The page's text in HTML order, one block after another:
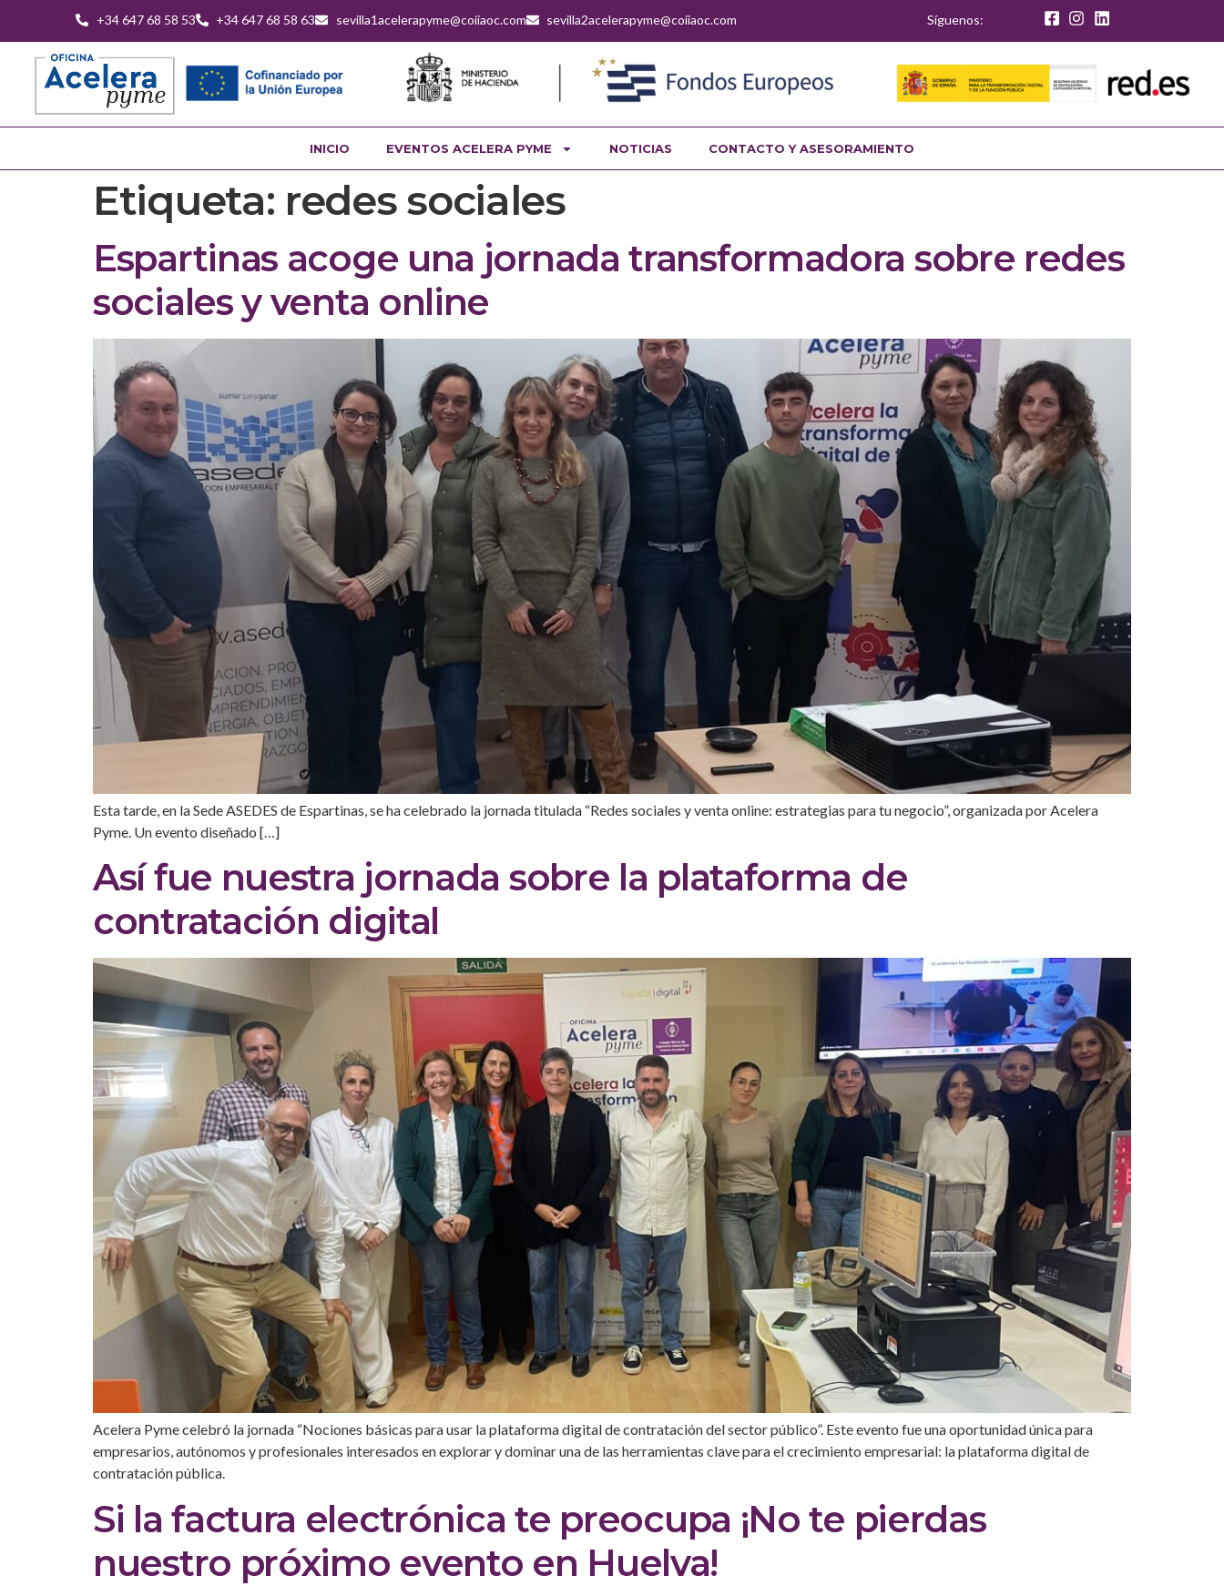
+34 647 68 58 53 +34 647 68 58 63 sevilla1acelerapyme@coiiaoc.com sevilla2acelerapyme@coiiaoc.com Síguenos:
INICIO EVENTOS ACELERA PYME NOTICIAS CONTACTO Y ASESORAMIENTO
Etiqueta: redes sociales
Espartinas acoge una jornada transformadora sobre redes
sociales y venta online
Esta tarde, en la Sede ASEDES de Espartinas, se ha celebrado la jornada titulada “Redes sociales y venta online: estrategias para tu negocio”, organizada por Acelera
Pyme. Un evento diseñado […]
Así fue nuestra jornada sobre la plataforma de
contratación digital
Acelera Pyme celebró la jornada “Nociones básicas para usar la plataforma digital de contratación del sector público”. Este evento fue una oportunidad única para
empresarios, autónomos y profesionales interesados en explorar y dominar una de las herramientas clave para el crecimiento empresarial: la plataforma digital de
contratación pública.
Si la factura electrónica te preocupa ¡No te pierdas
nuestro próximo evento en Huelva!